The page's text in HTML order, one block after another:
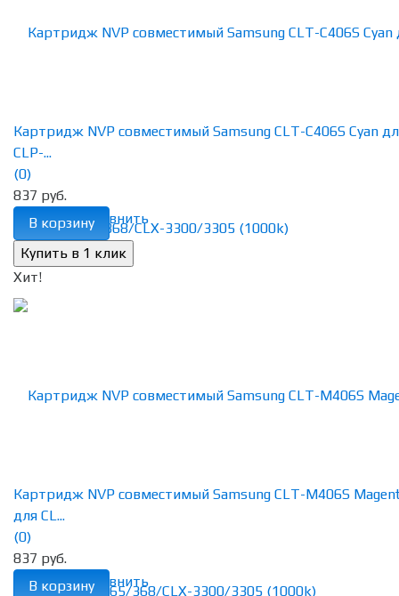
избранное сравнить
Картридж NVP совместимый Samsung CLT-C406S Cyan
CLP-...
(0)
837 руб.
В корзину
Хит!
избранное сравнить
Картридж NVP совместимый Samsung CLT-M406S
для CL...
(0)
837 руб.
В корзину